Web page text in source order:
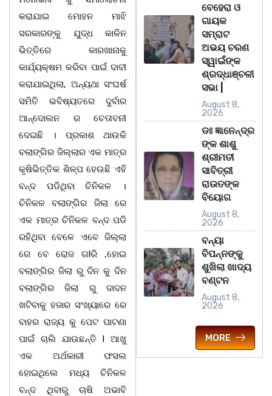
କରାଯାଇ ମୋହନ ମାଝି
ସରକାରଙ୍କୁ ଯୁଦ୍ଧ କାଳିନ
ଭିତ୍ତିରେ କାରଖାନାକୁ
କାର୍ଯ୍ୟକ୍ଷମ କରିବା ପାଇଁ ଦାବୀ
କରାଯାଇଥିଲା, ଅନ୍ୟଥା ସଂଘର୍ଷ
ସମିତି ଭବିଷ୍ୟତରେ ଦୁର୍ବାର
ଆନ୍ଦୋଲନ ର ଚେତାବନୀ
ଦେଇଛି । ପ୍ରକାଶ ଥାଉକି
ବଲାଙ୍ଗିର ଜିଲ୍ଲାର ଏକ ମାତ୍ର
କୃଷିଭିତ୍ତିକ ଶିଳ୍ପ ହେଉଛି ଏହି
ବନ୍ଦ ପଡିଥିବା ଚିନିକଳ ।
ଚିନିକଳ ବଲାଙ୍ଗିର ଜିଲା ରେ
ଏକ ମାତ୍ର ଚିନିକଳ ବନ୍ଦ ପଡି
ରହିଥିବା ବେଳେ ଏବେ ଜିଲ୍ଲା
ରେ ବେ ରୋଜ ଗlରି ,ହୋଇ
ବଲାଙ୍ଗିର ଜିଲା ରୁ ଦିନ କୁ ଦିନ
ବଲାଙ୍ଗିର ଜିଲା ରୁ ଦାଦନ
ଖଟିବାକୁ ହଜାର ସଂଖ୍ୟାରେ ରେ
ବାହର ରାଜ୍ୟ କୁ ପେଟ ପାଟଣା
ପାଇଁ ଚାଲି ଯାଉଛନ୍ତି l ଆଖୁ
ଏକ ଅର୍ଥକାରୀ ଫସଲ
ହୋଇଥିଲେ ମଧ୍ୟ ଚିନିକଳ
ବନ୍ଦ ଥିବାରୁ ଚାଷି ଅଭାବି
ବେହେରା ଓ
ଗାୟକ
ସମ୍ରାଟ
ଅଭୟ ଚରଣ
ସ୍ୱାଇଁଙ୍କ
ଶ୍ରଦ୍ଧାଞ୍ଚଳୀ
ସଭା |
August 8,
2026
ଡଃ ଜ୍ଞାନେନ୍ଦ୍ର
ଙ୍କ ଶାଶୁ
ଶ୍ରୀମତୀ
ସାବିତ୍ରୀ
ରାଉତଙ୍କ
ବିୟୋଗ
August 8,
2026
ବନ୍ୟା
ବିପନ୍ନଙ୍କୁ
ଶୁଖିଲା ଖାଦ୍ୟ
ବଣ୍ଟନ
August 8,
2026
MORE